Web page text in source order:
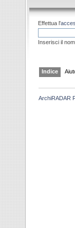
Effettua l'
Inserisci il
Indice
ArchiRADAR